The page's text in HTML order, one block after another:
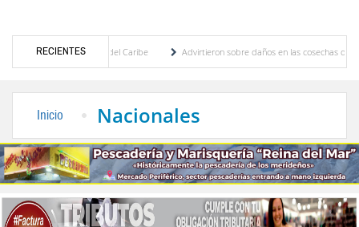
RECIENTES
y del Caribe
Advirtieron sobre daños en las cosechas de los Andes
Inicio Nacionales